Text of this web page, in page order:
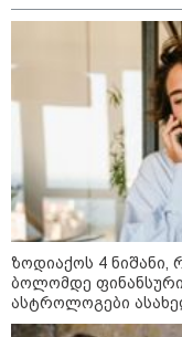
კატეგორიის
ზოდიაქოს 4 ნიშანი,
ბოლომდე
ასტროლოგები